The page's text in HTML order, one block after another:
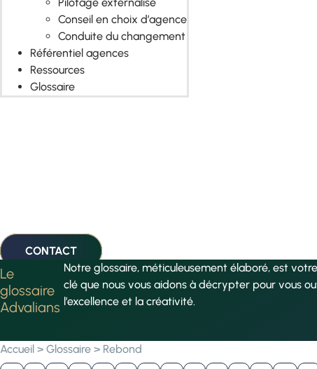
Conseil en choix d’agence
Conduite du changement
Référentiel agences
Ressources
Glossaire
CONTACT
Le
glossaire
Advalians
Notre glossaire, méticuleusement élaboré, est
clé que nous vous aidons à décrypter pour vous
l’excellence et la créativité.
Accueil > Glossaire > Rebond